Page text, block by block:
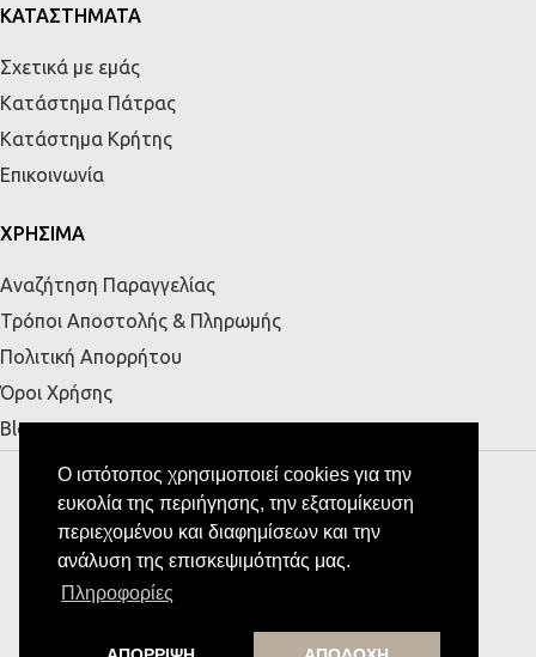
Ο ιστότοπος χρησιμοποιεί cookies για την
ευκολία της περιήγησης, την εξατομίκευση
περιεχομένου και διαφημίσεων και την
ανάλυση της επισκεψιμότητάς μας.
Πληροφορίες
ΚΑΤΑΣΤΗΜΑΤΑ
Σχετικά με εμάς
Κατάστημα Πάτρας
Κατάστημα Κρήτης
Επικοινωνία
ΧΡΗΣΙΜΑ
Αναζήτηση Παραγγελίας
Τρόποι Αποστολής & Πληρωμής
Πολιτική Απορρήτου
Όροι Χρήσης
Blog
MESSE HOME Υποστήριξη από την